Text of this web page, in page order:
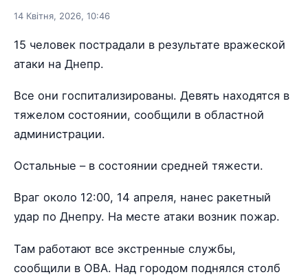
14 Квітня, 2026, 10:46
15 человек пострадали в результате вражеской
атаки на Днепр.
Все они госпитализированы. Девять находятся в
тяжелом состоянии, сообщили в областной
администрации.
Остальные – в состоянии средней тяжести.
Враг около 12:00, 14 апреля, нанес ракетный
удар по Днепру. На месте атаки возник пожар.
Там работают все экстренные службы,
сообщили в ОВА. Над городом поднялся столб